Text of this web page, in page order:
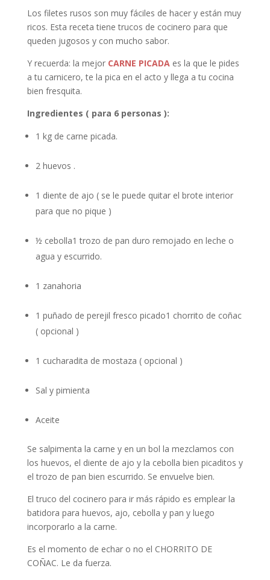
Los filetes rusos son muy fáciles de hacer y están muy
ricos. Esta receta tiene trucos de cocinero para que
queden jugosos y con mucho sabor.
Y recuerda: la mejor CARNE PICADAes la que le pides
a tu carnicero, te la pica en el acto y llega a tu cocina
bien fresquita.
Ingredientes ( para 6 personas ):
1 kg de carne picada.
2 huevos .
1 diente de ajo ( se le puede quitar el brote interior
para que no pique )
½ cebolla1 trozo de pan duro remojado en leche o
agua y escurrido.
1 zanahoria
1 puñado de perejil fresco picado1 chorrito de coñac
( opcional )
1 cucharadita de mostaza ( opcional )
Sal y pimienta
Aceite
Se salpimenta la carne y en un bol la mezclamos con
los huevos, el diente de ajo y la cebolla bien picaditos y
el trozo de pan bien escurrido. Se envuelve bien.
El truco del cocinero para ir más rápido es emplear la
batidora para huevos, ajo, cebolla y pan y luego
incorporarlo a la carne.
Es el momento de echar o no el CHORRITO DE
COÑAC. Le da fuerza.